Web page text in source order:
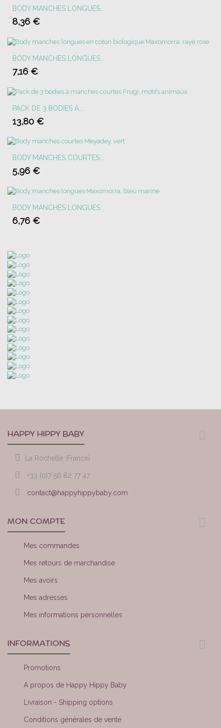
BODY MANCHES LONGUES...
8,36 €
BODY MANCHES LONGUES...
7,16 €
PACK DE 3 BODIES À...
13,80 €
BODY MANCHES COURTES...
5,96 €
BODY MANCHES LONGUES...
6,76 €
HAPPY HIPPY BABY
La Rochelle (France)
+33 (0)7 56 82 77 47
contact@happyhippybaby.com
MON COMPTE
Mes commandes
Mes retours de marchandise
Mes avoirs
Mes adresses
Mes informations personnelles
INFORMATIONS
Promotions
A propos de Happy Hippy Baby
Livraison - Shipping options
Conditions générales de vente